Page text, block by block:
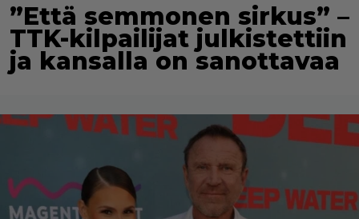
”Että semmonen sirkus” –
TTK-kilpailijat julkistettiin
ja kansalla on sanottavaa